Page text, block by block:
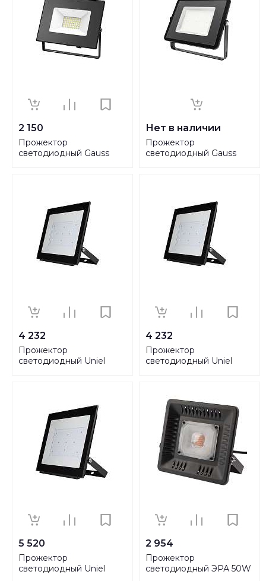
2 150
Прожектор
светодиодный Gauss
Нет в наличии
Прожектор
светодиодный Gauss
4 232
Прожектор
светодиодный Uniel
4 232
Прожектор
светодиодный Uniel
5 520
Прожектор
светодиодный Uniel
2 954
Прожектор
светодиодный ЭРА 50W